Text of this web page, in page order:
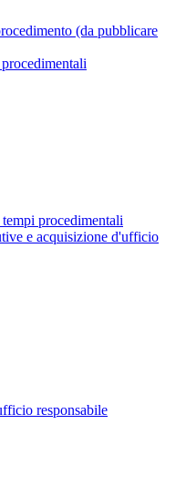
(da pubblicare
procedimentali
e acquisizione d'ufficio
responsabile